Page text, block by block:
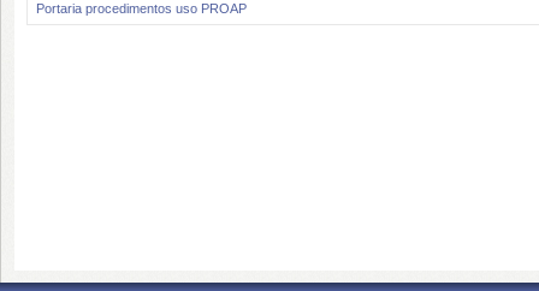
Portaria procedimentos uso PROAP